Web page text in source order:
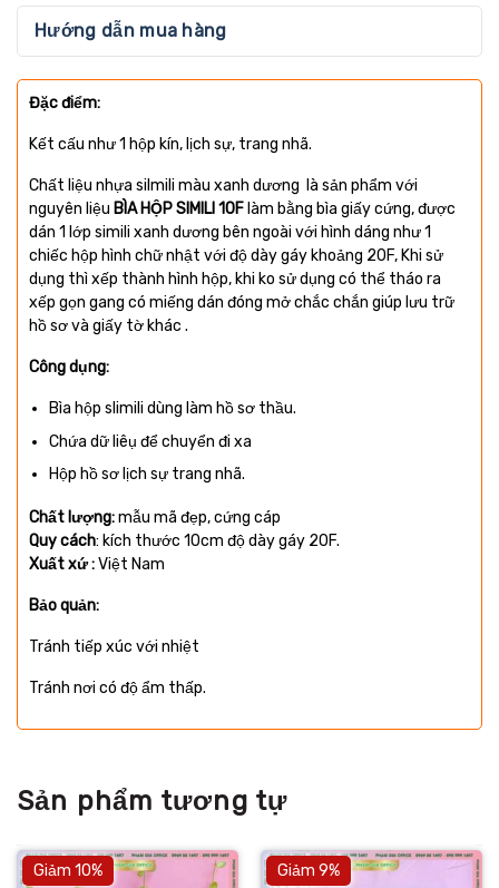
Hướng dẫn mua hàng
Đặc điểm:
Kết cấu như 1 hộp kín, lịch sự, trang nhã.
Chất liệu nhựa silmili màu xanh dương là sản phẩm với
nguyên liệu BÌA HỘP SIMILI 10F làm bằng bìa giấy cứng, được
dán 1 lớp simili xanh dương bên ngoài với hình dáng như 1
chiếc hộp hình chữ nhật với độ dày gáy khoảng 20F, Khi sử
dụng thì xếp thành hình hộp, khi ko sử dụng có thể tháo ra
xếp gọn gang có miếng dán đóng mở chắc chắn giúp lưu trữ
hồ sơ và giấy tờ khác .
Công dụng:
Bìa hộp slimili dùng làm hồ sơ thầu.
Chứa dữ liêụ để chuyển đi xa
Hộp hồ sơ lịch sự trang nhã.
Chất lượng:mẫu mã đẹp, cứng cáp
Quy cách: kích thước 10cm độ dày gáy 20F.
Xuất xứ :Việt Nam
Bảo quản:
Tránh tiếp xúc với nhiệt
Tránh nơi có độ ẩm thấp.
Sản phẩm tương tự
Giảm 10% Giảm 9%